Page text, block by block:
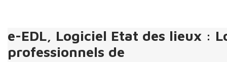
e-EDL, Logiciel Etat des lieux :
professionnels de